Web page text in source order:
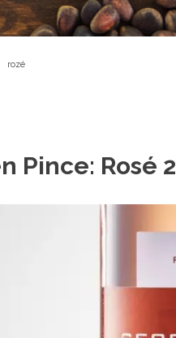
rozé
Pince: Rosé